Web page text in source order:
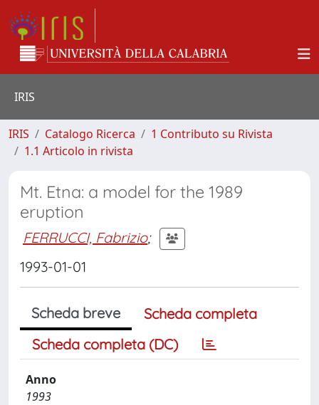
IRIS
IRIS Catalogo Ricerca
1 Contributo su Rivista
1.1 Articolo in rivista
Mt. Etna: a model for the 1989
eruption
FERRUCCI, Fabrizio;
1993-01-01
Scheda breve
Scheda completa
Scheda completa (DC)
Anno
1993